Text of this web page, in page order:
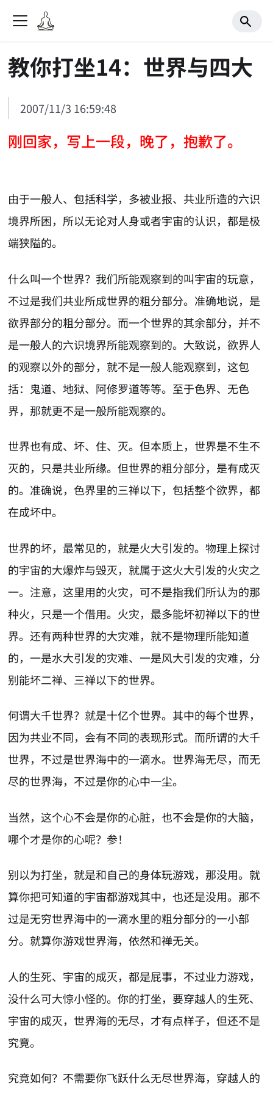
教你打坐14：世界与四大
2007/11/3 16:59:48
刚回家，写上一段，晚了，抱歉了。
由于一般人、包括科学，多被业报、共业所造的六识
境界所困，所以无论对人身或者宇宙的认识，都是极
端狭隘的。
什么叫一个世界？我们所能观察到的叫宇宙的玩意，
不过是我们共业所成世界的粗分部分。准确地说，是
欲界部分的粗分部分。而一个世界的其余部分，并不
是一般人的六识境界所能观察到的。大致说，欲界人
的观察以外的部分，就不是一般人能观察到，这包
括：鬼道、地狱、阿修罗道等等。至于色界、无色
界，那就更不是一般所能观察的。
世界也有成、坏、住、灭。但本质上，世界是不生不
灭的，只是共业所缘。但世界的粗分部分，是有成灭
的。准确说，色界里的三禅以下，包括整个欲界，都
在成坏中。
世界的坏，最常见的，就是火大引发的。物理上探讨
的宇宙的大爆炸与毁灭，就属于这火大引发的火灾之
一。注意，这里用的火灾，可不是指我们所认为的那
种火，只是一个借用。火灾，最多能坏初禅以下的世
界。还有两种世界的大灾难，就不是物理所能知道
的，一是水大引发的灾难、一是风大引发的灾难，分
别能坏二禅、三禅以下的世界。
何谓大千世界？就是十亿个世界。其中的每个世界，
因为共业不同，会有不同的表现形式。而所谓的大千
世界，不过是世界海中的一滴水。世界海无尽，而无
尽的世界海，不过是你的心中一尘。
当然，这个心不会是你的心脏，也不会是你的大脑，
哪个才是你的心呢？参！
别以为打坐，就是和自己的身体玩游戏，那没用。就
算你把可知道的宇宙都游戏其中，也还是没用。那不
过是无穷世界海中的一滴水里的粗分部分的一小部
分。就算你游戏世界海，依然和禅无关。
人的生死、宇宙的成灭，都是屁事，不过业力游戏，
没什么可大惊小怪的。你的打坐，要穿越人的生死、
宇宙的成灭，世界海的无尽，才有点样子，但还不是
究竟。
究竟如何？不需要你飞跃什么无尽世界海，穿越人的